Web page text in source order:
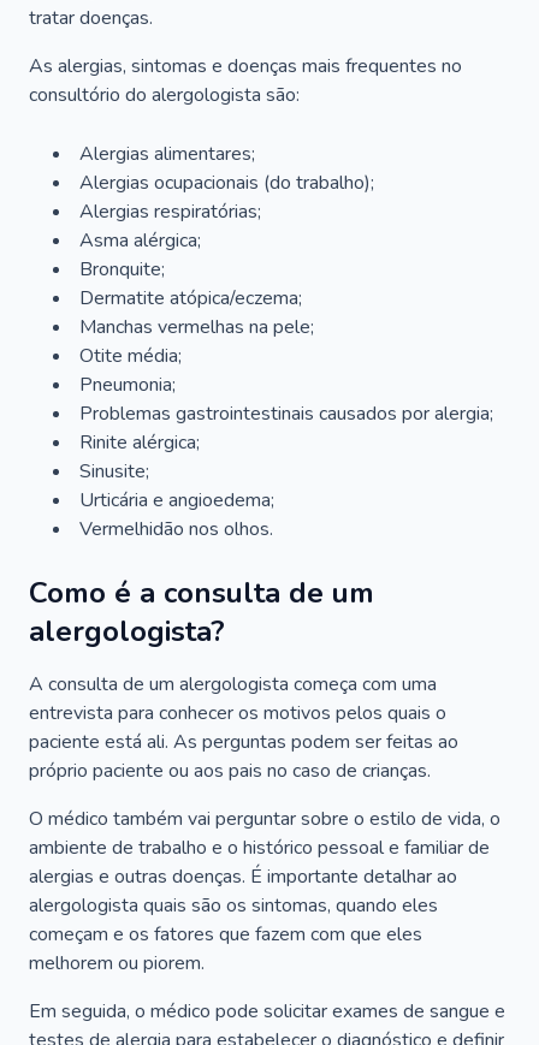
tratar doenças.
As alergias, sintomas e doenças mais frequentes no
consultório do alergologista são:
Alergias alimentares;
Alergias ocupacionais (do trabalho);
Alergias respiratórias;
Asma alérgica;
Bronquite;
Dermatite atópica/eczema;
Manchas vermelhas na pele;
Otite média;
Pneumonia;
Problemas gastrointestinais causados por alergia;
Rinite alérgica;
Sinusite;
Urticária e angioedema;
Vermelhidão nos olhos.
Como é a consulta de um
alergologista?
A consulta de um alergologista começa com uma
entrevista para conhecer os motivos pelos quais o
paciente está ali. As perguntas podem ser feitas ao
próprio paciente ou aos pais no caso de crianças.
O médico também vai perguntar sobre o estilo de vida, o
ambiente de trabalho e o histórico pessoal e familiar de
alergias e outras doenças. É importante detalhar ao
alergologista quais são os sintomas, quando eles
começam e os fatores que fazem com que eles
melhorem ou piorem.
Em seguida, o médico pode solicitar exames de sangue e